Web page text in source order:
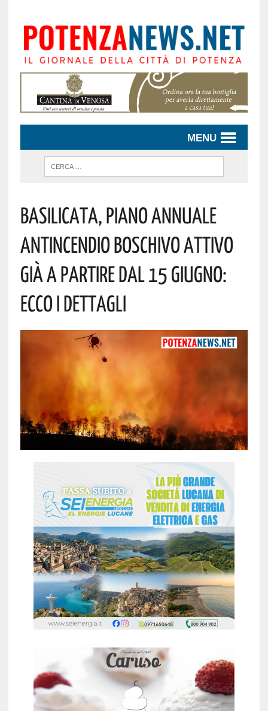
MENU
Basilicata, Piano Annuale
Antincendio Boschivo Attivo
Già A Partire Dal 15 Giugno:
Ecco I Dettagli